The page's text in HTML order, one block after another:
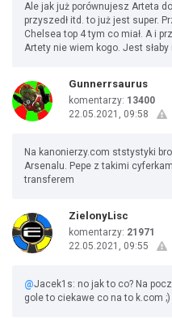
Ale jak już porównujesz Arteta
przyszedł itd. to już jest super.
Chelsea top 4 tym co miał. A i
Artety nie wiem kogo. Jest
Gunnerrsaurus
komentarzy: 13400
22.05.2021, 09:58
Na kanonierzy.com ststystyki
Arsenalu. Pepe z takimi
transferem
ZielonyLisc
komentarzy: 21971
22.05.2021, 09:55
@Jacek1s: no jak to co? Na
gole to ciekawe co na to k.com ;)